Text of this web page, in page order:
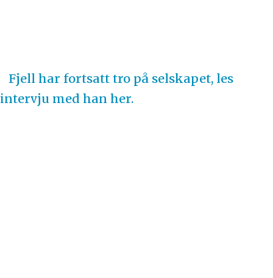
Fjell har fortsatt tro på selskapet, les
intervju med han her.